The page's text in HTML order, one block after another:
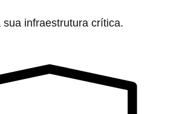
infraestrutura crítica.